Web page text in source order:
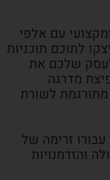
עם אלפי
לתוכם תוכניות
שלכם את
מדרגה
לשורת
זרימה של
והזדמנויות